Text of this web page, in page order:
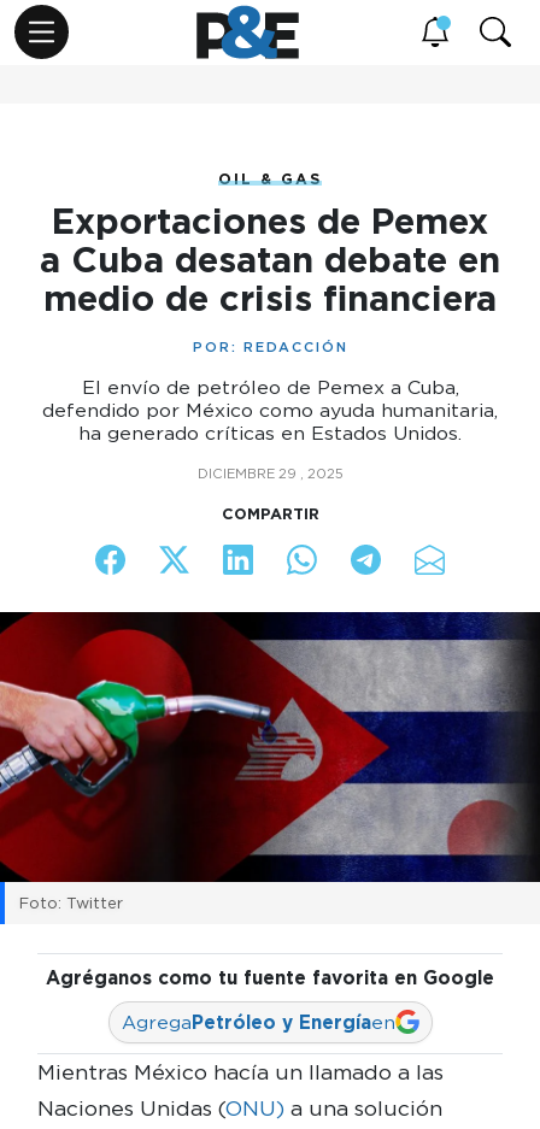
OIL & GAS
Exportaciones de Pemex
a Cuba desatan debate en
medio de crisis financiera
POR: REDACCIÓN
El envío de petróleo de Pemex a Cuba,
defendido por México como ayuda humanitaria,
ha generado críticas en Estados Unidos.
DICIEMBRE 29 , 2025
COMPARTIR
Foto: Twitter
Agréganos como tu fuente favorita en Google
AgregaPetróleo y Energíaen
Mientras México hacía un llamado a las
Naciones Unidas (ONU) a una solución